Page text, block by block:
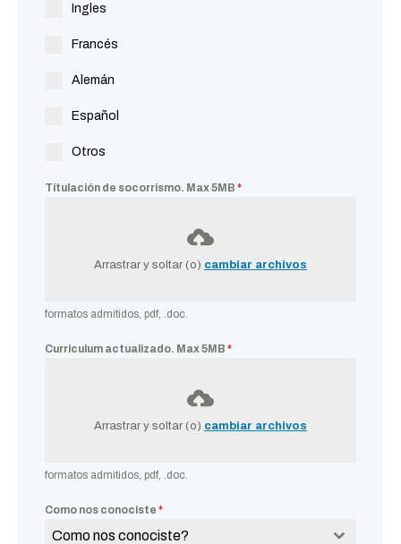
Ingles
Francés
Alemán
Español
Otros
Titulación de socorrismo. Max 5MB *
Arrastrar y soltar (o) cambiar archivos
formatos admitidos, pdf, .doc.
Curriculum actualizado. Max 5MB *
Arrastrar y soltar (o) cambiar archivos
formatos admitidos, pdf, .doc.
Como nos conociste *
Como nos conociste?